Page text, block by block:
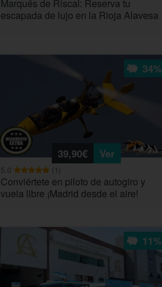
Marqués de Riscal: Reserva tu
escapada de lujo en la Rioja Alavesa
34%
39,90€ Ver
5.0 (1)
Conviértete en piloto de autogiro y
vuela libre ¡Madrid desde el aire!
11%